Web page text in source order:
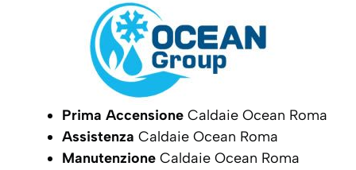
Prima Accensione Caldaie Ocean Roma
Assistenza Caldaie Ocean Roma
Manutenzione Caldaie Ocean Roma